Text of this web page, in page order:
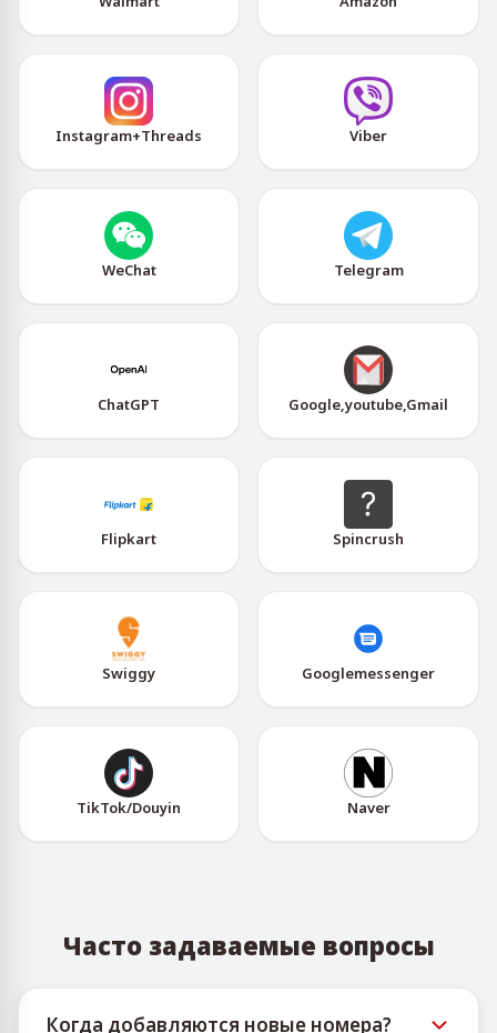
Instagram+Threads Viber
WeChat Telegram
ChatGPT Google,youtube,Gmail
Flipkart Spincrush
Swiggy Googlemessenger
TikTok/Douyin Naver
Часто задаваемые вопросы
Когда добавляются новые номера?